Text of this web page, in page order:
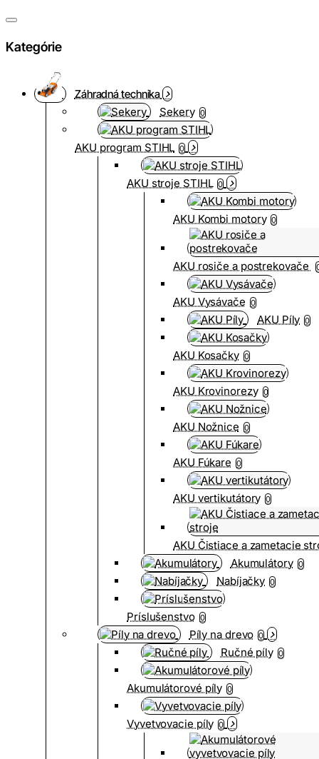
Kategórie
Záhradná technika
Sekery 0
AKU program STIHL 0
AKU stroje STIHL 0
AKU Kombi motory 0
AKU rosiče a postrekovače
AKU Vysávače 0
AKU Píly 0
AKU Kosačky 0
AKU Krovinorezy 0
AKU Nožnice 0
AKU Fúkare 0
AKU vertikutátory 0
AKU Čistiace a zametacie
Akumulátory 0
Nabíjačky 0
Príslušenstvo 0
Píly na drevo 0
Ručné píly 0
Akumulátorové píly 0
Vyvetvovacie píly 0